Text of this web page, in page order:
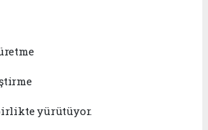
yürütüyor.